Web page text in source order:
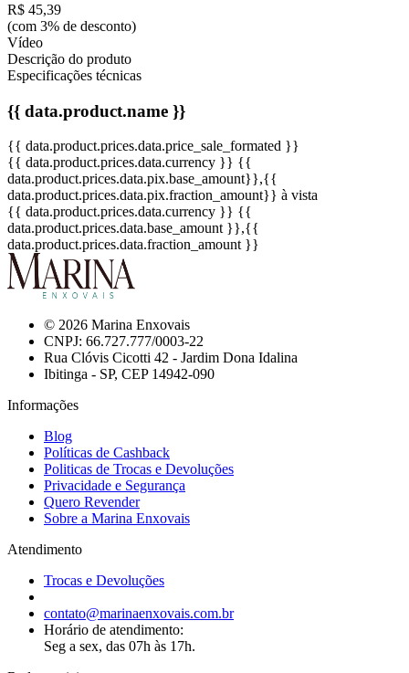
R$ 45,39
(com 3% de desconto)
Vídeo
Descrição do produto
Especificações técnicas
{{ data.product.name }}
{{ data.product.prices.data.price_sale_formated }}
{{ data.product.prices.data.currency }} {{
data.product.prices.data.pix.base_amount}},{{
data.product.prices.data.pix.fraction_amount}} à vista
{{ data.product.prices.data.currency }} {{
data.product.prices.data.base_amount }},{{
data.product.prices.data.fraction_amount }}
© 2026 Marina Enxovais
CNPJ: 66.727.777/0003-22
Rua Clóvis Cicotti 42 - Jardim Dona Idalina
Ibitinga - SP, CEP 14942-090
Informações
Blog
Políticas de Cashback
Politicas de Trocas e Devoluções
Privacidade e Segurança
Quero Revender
Sobre a Marina Enxovais
Atendimento
Trocas e Devoluções
contato@marinaenxovais.com.br
Horário de atendimento:
Seg a sex, das 07h às 17h.